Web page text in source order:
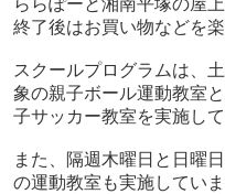
ららぽーと湘南平塚の屋
終了後はお買い物などを楽
スクールプログラムは、
象の親子ボール運動教室
子サッカー教室を実施して
また、隔週木曜日と日曜
の運動教室も実施していま